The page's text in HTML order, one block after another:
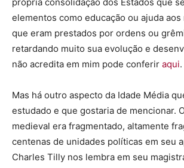
elementos como educação ou ajuda
que eram prestados por ordens ou
retardando muito sua evolução e
não acredita em mim pode conferir aqui.
Mas há outro aspecto da Idade Média
estudado e que gostaria de mencionar.
medieval era fragmentado, altamente
centenas de unidades políticas em seu
Charles Tilly nos lembra em seu